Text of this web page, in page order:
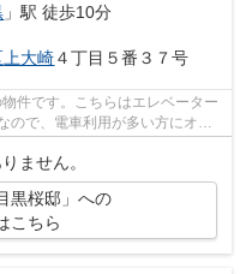
」駅 徒歩10分
上大崎４丁目５番３７号
件です。こちらはエレベーター
ので、電車利用が多い方にオス
ません。
黒桜邸」への
こちら